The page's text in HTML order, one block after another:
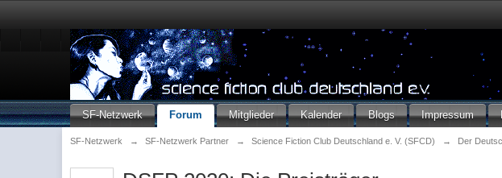
SF-Netzwerk Forum Mitglieder Kalender Blogs Impressum
SF-Netzwerk → SF-Netzwerk Partner → Science Fiction Club Deutschland e. V. (SFCD) → Der